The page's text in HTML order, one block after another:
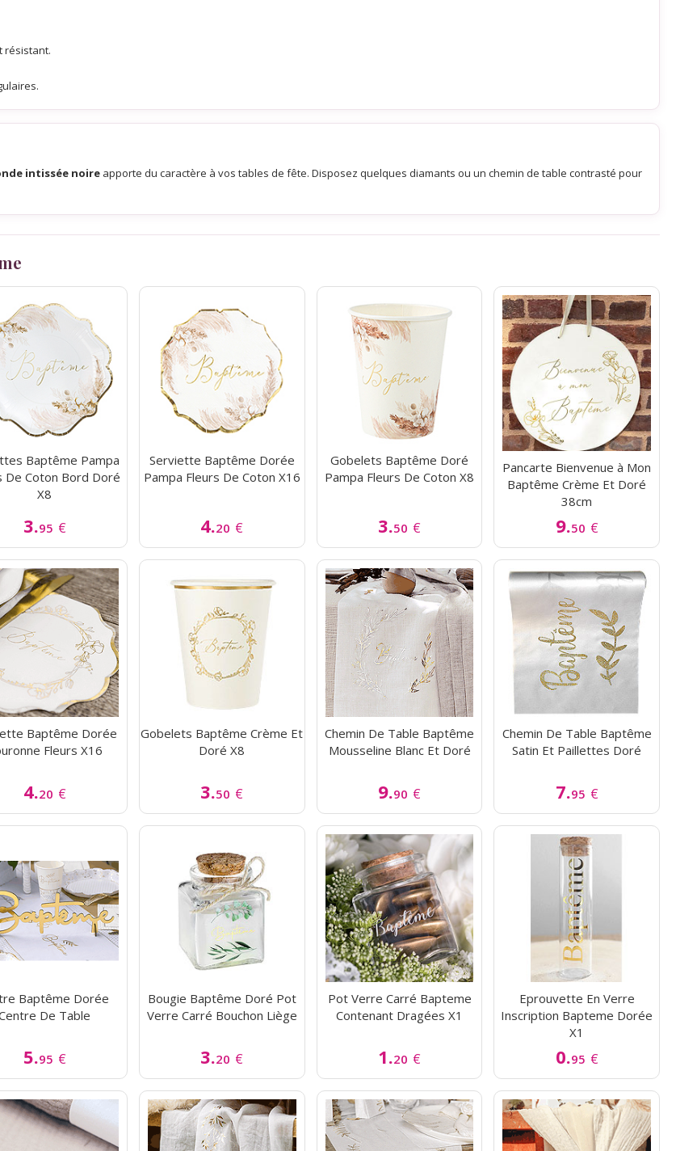
résistant.
intissée noire apporte du caractère à vos tables de fête. Disposez quelques diamants ou un chemin de table contrasté pour
Baptême Pampa
De Coton Bord Doré
X8
3.95 €
Serviette Baptême Dorée
Pampa Fleurs De Coton X16
4.20 €
Gobelets Baptême Doré
Pampa Fleurs De Coton X8
3.50 €
Pancarte Bienvenue à Mon
Baptême Crème Et Doré
38cm
9.50 €
Baptême Dorée
Fleurs X16
4.20 €
Gobelets Baptême Crème Et
Doré X8
3.50 €
Chemin De Table Baptême
Mousseline Blanc Et Doré
9.90 €
Chemin De Table Baptême
Satin Et Paillettes Doré
7.95 €
Baptême Dorée
De Table
5.95 €
Bougie Baptême Doré Pot
Verre Carré Bouchon Liège
3.20 €
Pot Verre Carré Bapteme
Contenant Dragées X1
1.20 €
Eprouvette En Verre
Inscription Bapteme Dorée
X1
0.95 €